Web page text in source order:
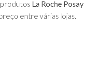
La Roche Posay
entre várias lojas.